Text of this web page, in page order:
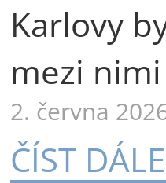
Karlovy
mezi
2. června
ČÍST